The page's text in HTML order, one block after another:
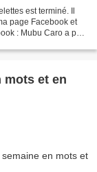
est terminé. Il
page Facebook et
: Mubu Caro a pu
mots et en